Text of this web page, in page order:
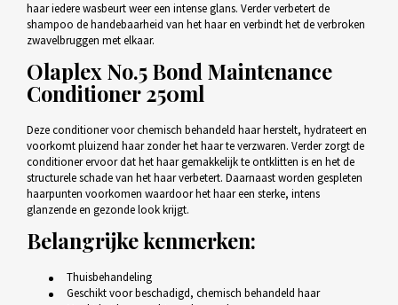
haar iedere wasbeurt weer een intense glans. Verder verbetert de
shampoo de handebaarheid van het haar en verbindt het de verbroken
zwavelbruggen met elkaar.
Olaplex No.5 Bond Maintenance
Conditioner 250ml
Deze conditioner voor chemisch behandeld haar herstelt, hydrateert en
voorkomt pluizend haar zonder het haar te verzwaren. Verder zorgt de
conditioner ervoor dat het haar gemakkelijk te ontklitten is en het de
structurele schade van het haar verbetert. Daarnaast worden gespleten
haarpunten voorkomen waardoor het haar een sterke, intens
glanzende en gezonde look krijgt.
Belangrijke kenmerken:
Thuisbehandeling
Geschikt voor beschadigd, chemisch behandeld haar